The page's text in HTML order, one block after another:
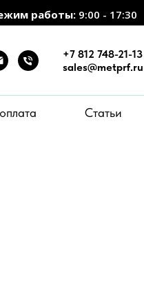
работы: 9:00 - 17:30
+7 812 748-21-13
sales@metprf.ru
Статьи